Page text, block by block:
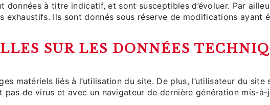
données à titre indicatif, et sont susceptibles d’évoluer. Par
exhaustifs. Ils sont donnés sous réserve de modifications ayant
SUR LES DONNÉES
matériels liés à l’utilisation du site. De plus, l’utilisateur du site
de virus et avec un navigateur de dernière génération mis-à-